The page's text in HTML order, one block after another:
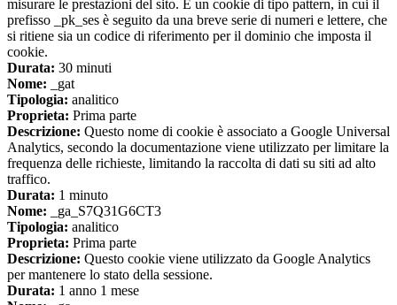
misurare le prestazioni del sito. È un cookie di tipo pattern, in cui il
prefisso _pk_ses è seguito da una breve serie di numeri e lettere, che
si ritiene sia un codice di riferimento per il dominio che imposta il
cookie.
Durata: 30 minuti
Nome: _gat
Tipologia: analitico
Proprieta: Prima parte
Descrizione: Questo nome di cookie è associato a Google Universal
Analytics, secondo la documentazione viene utilizzato per limitare la
frequenza delle richieste, limitando la raccolta di dati su siti ad alto
traffico.
Durata: 1 minuto
Nome: _ga_S7Q31G6CT3
Tipologia: analitico
Proprieta: Prima parte
Descrizione: Questo cookie viene utilizzato da Google Analytics
per mantenere lo stato della sessione.
Durata: 1 anno 1 mese